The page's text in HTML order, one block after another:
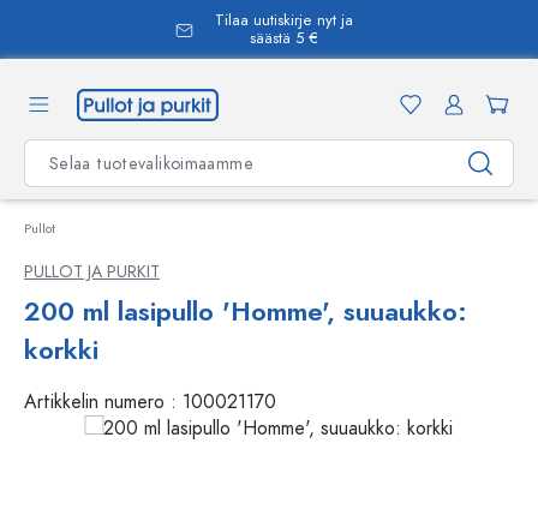
Tilaa uutiskirje nyt ja
säästä 5 €
Pullot
PULLOT JA PURKIT
200 ml lasipullo 'Homme', suuaukko:
korkki
Artikkelin numero : 100021170